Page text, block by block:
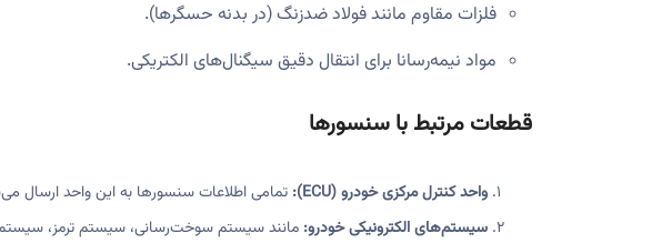
فلزات مقاوم مانند فولاد ضدزنگ (در بدنه حسگرها).
مواد نیمه‌رسانا برای انتقال دقیق سیگنال‌های الکتریکی.
قطعات مرتبط با سنسورها
واحد کنترل مرکزی خودرو (ECU):
تمامی اطلاعات سنسورها به این واحد ارسال
سیستم‌های الکترونیکی خودرو: مانند سیستم سوخت‌رسانی، سیستم ترمز،